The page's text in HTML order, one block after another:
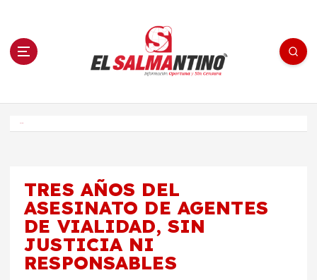
n El Salmantino - medios/noticias/editorial
TRES AÑOS DEL
ASESINATO DE AGENTES
DE VIALIDAD, SIN
JUSTICIA NI
RESPONSABLES